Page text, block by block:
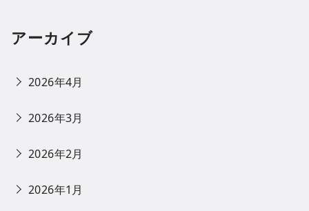
アーカイブ
2026年4月
2026年3月
2026年2月
2026年1月